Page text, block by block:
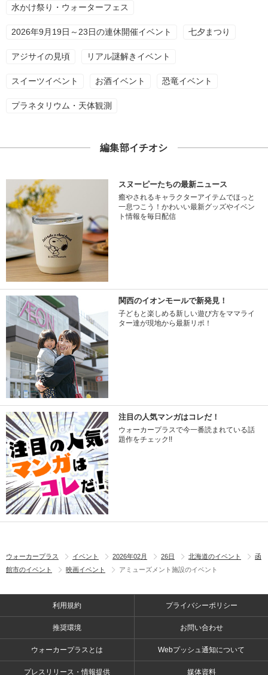
水かけ祭り・ウォーターフェス
2026年9月19日～23日の連休開催イベント 七夕まつり
アジサイの見頃 リアル謎解きイベント
スイーツイベント お酒イベント 恐竜イベント
プラネタリウム・天体観測
編集部イチオシ
スヌーピーたちの最新ニュース
癒やされるキャラクターアイテムでほっと
一息つこう！かわいい最新グッズやイベン
ト情報を毎日配信
関西のイオンモールで新発見！
子どもと楽しめる新しい遊び方をママライ
ター達が現地から最新リポ！
注目の人気マンガはコレだ！
ウォーカープラスで今一番読まれている話
題作をチェック!!
ウォーカープラス イベント 2026年02月 26日 北海道のイベント
函
館市のイベント
映画イベント アミューズメント施設のイベント
利用規約 プライバシーポリシー
推奨環境 お問い合わせ
ウォーカープラスとは Webプッシュ通知について
プレスリリース・情報提供 媒体資料